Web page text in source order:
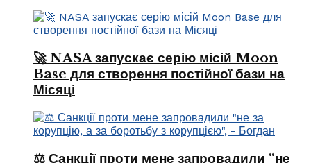
🚀 NASA запускає серію місій Moon
Base для створення постійної бази на
Місяці
⚖️ Санкції проти мене запровадили “не